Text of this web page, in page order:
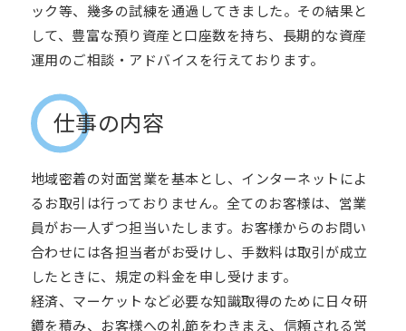
ック等、幾多の試練を通過してきました。その結果と
して、豊富な預り資産と口座数を持ち、長期的な資産
運用のご相談・アドバイスを行えております。
仕事の内容
地域密着の対面営業を基本とし、インターネットによ
るお取引は行っておりません。全てのお客様は、営業
員がお一人ずつ担当いたします。お客様からのお問い
合わせには各担当者がお受けし、手数料は取引が成立
したときに、規定の料金を申し受けます。
経済、マーケットなど必要な知識取得のために日々研
鑽を積み、お客様への礼節をわきまえ、信頼される営